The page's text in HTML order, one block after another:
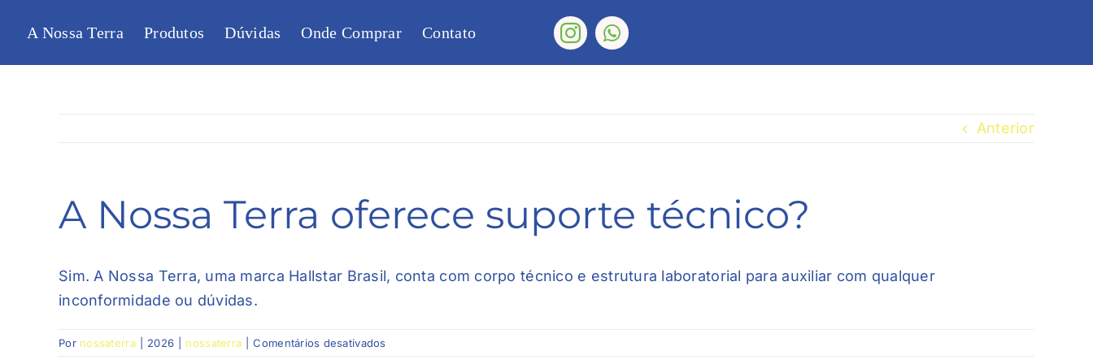
paraA Nossa Terra Produtos Dúvidas Onde Comprar Contato
Anterior
A Nossa Terra oferece suporte técnico?
Sim. A Nossa Terra, uma marca Hallstar Brasil, conta com corpo técnico e estrutura laboratorial para auxiliar com qualquer
inconformidade ou dúvidas.
Por nossaterra 2026 nossaterra Comentários desativadosem